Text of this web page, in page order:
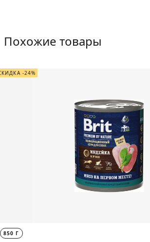
Похожие товары
-24%
850 Г